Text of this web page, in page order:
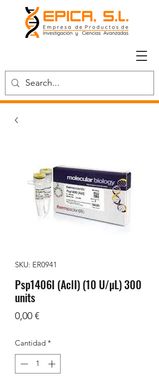
SKU: ER0941
Psp1406I (AclI) (10 U/µL) 300
units
0,00 €Precio
Cantidad *